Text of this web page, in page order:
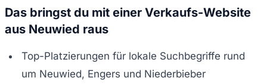
Das bringst du mit einer Verkaufs-Website
aus Neuwied raus
Top-Platzierungen für lokale Suchbegriffe rund
um Neuwied, Engers und Niederbieber